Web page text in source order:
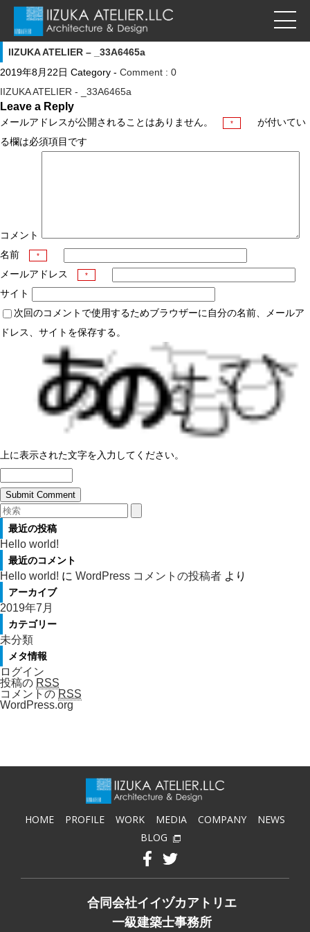
IIZUKA ATELIER – _33A6465a
2019年8月22日 Category - Comment : 0
IIZUKA ATELIER - _33A6465a
Leave a Reply
メールアドレスが公開されることはありません。 *
が付いてい
る欄は必須項目です
コメント
名前
*
メールアドレス *
サイト
次回のコメントで使用するためブラウザーに自分の名前、メールア
ドレス、サイトを保存する。
上に表示された文字を入力してください。
最近の投稿
Hello world!
最近のコメント
Hello world! に WordPress コメントの投稿者 より
アーカイブ
2019年7月
カテゴリー
未分類
メタ情報
ログイン
投稿の RSS
コメントの RSS
WordPress.org
HOME PROFILE WORK MEDIA COMPANY
NEWS
BLOG
合同会社イイヅカアトリエ
一級建築士事務所